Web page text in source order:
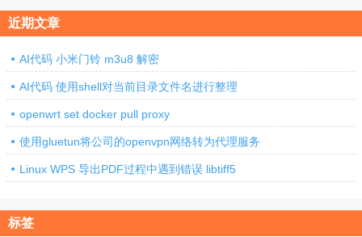
页近期文章
AI代码 小米门铃 m3u8 解密
AI代码 使用shell对当前目录文件名进行整理
openwrt set docker pull proxy
使用gluetun将公司的openvpn网络转为代理服务
Linux WPS 导出PDF过程中遇到错误 libtiff5
标签